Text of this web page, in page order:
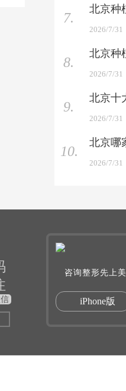
7.
2026/7/31
8.
2026/7/31
9.
2026/7/31
10.
2026/7/31
咨询整形先上
iPhone版